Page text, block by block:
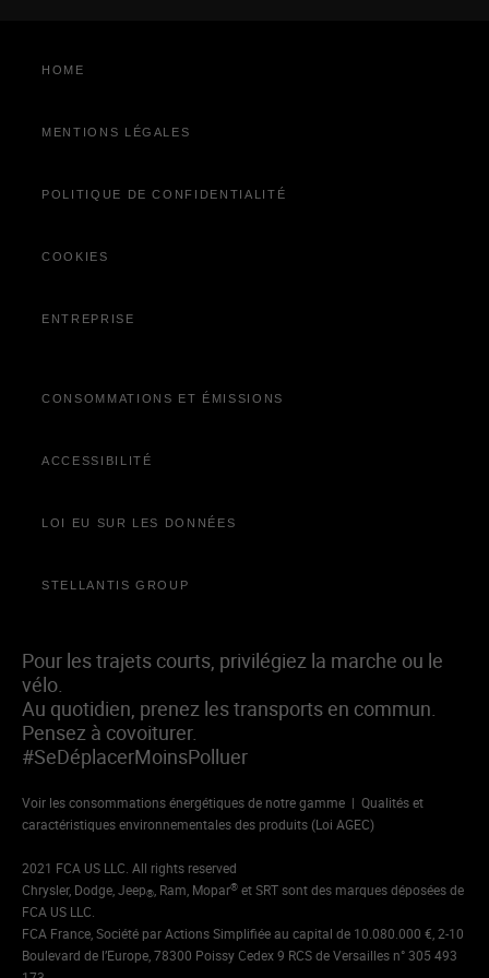
Recyclage de votre véhicule
HOME
MENTIONS LÉGALES
POLITIQUE DE CONFIDENTIALITÉ
COOKIES
ENTREPRISE
CONSOMMATIONS ET ÉMISSIONS
ACCESSIBILITÉ
LOI EU SUR LES DONNÉES
STELLANTIS GROUP
Pour les trajets courts, privilégiez la marche ou le
vélo.
Au quotidien, prenez les transports en commun.
Pensez à covoiturer.
#SeDéplacerMoinsPolluer
Voir les consommations énergétiques de notre gamme | Qualités et
caractéristiques environnementales des produits (Loi AGEC)
2021 FCA US LLC. All rights reserved
Chrysler, Dodge, Jeep® , Ram, Mopar® et SRT sont des marques déposées de
FCA US LLC.
FCA France, Société par Actions Simplifiée au capital de 10.080.000 €, 2-10
Boulevard de l’Europe, 78300 Poissy Cedex 9 RCS de Versailles n° 305 493